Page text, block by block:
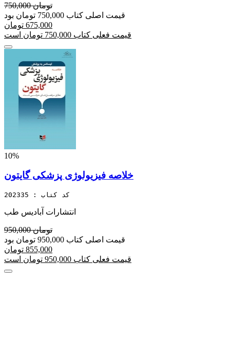
750,000 تومان
قیمت اصلی کتاب 750,000 تومان بود
675,000 تومان
قیمت فعلی کتاب 750,000 تومان است
10%
خلاصه فیزیولوژی پزشکی گایتون
کد کتاب : 202335
انتشارات آبادیس طب
950,000 تومان
قیمت اصلی کتاب 950,000 تومان بود
855,000 تومان
قیمت فعلی کتاب 950,000 تومان است